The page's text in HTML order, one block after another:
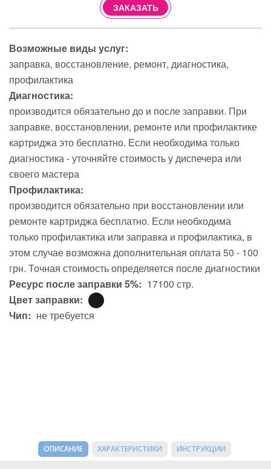
ЗАКАЗАТЬ
Возможные виды услуг:
заправка восстановление ремонт диагностика
профилактика
Диагностика:
производится обязательно до и после заправки. При
заправке, восстановлении, ремонте или профилактике
картриджа это бесплатно. Если необходима только
диагностика - уточняйте стоимость у диспечера или
своего мастера
Профилактика:
производится обязательно при восстановлении или
ремонте картриджа бесплатно. Если необходима
только профилактика или заправка и профилактика, в
этом случае возможна дополнительная оплата 50 - 100
грн. Точная стоимость определяется после диагностики
Ресурс после заправки 5%: 17100 стр.
Цвет заправки:
Чип: не требуется
ОПИСАНИЕ ХАРАКТЕРИСТИКИ ИНСТРУКЦИИ